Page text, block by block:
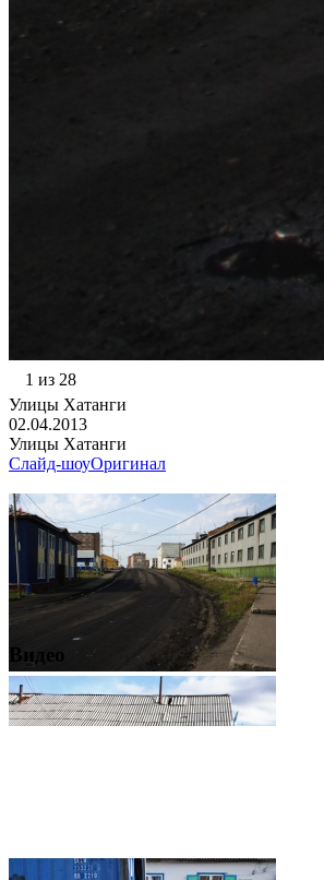
1 из 28
Улицы Хатанги
02.04.2013
Улицы Хатанги
Слайд-шоуОригинал
Видео